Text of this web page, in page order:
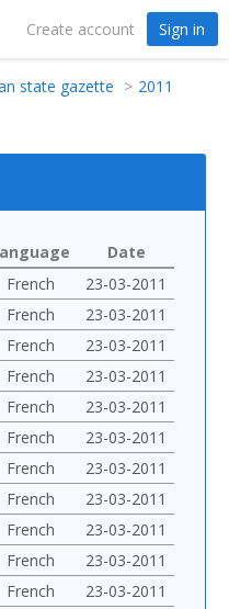
Create account Sign in
state gazette
2011
Date
French
23-03-2011
French
23-03-2011
French
23-03-2011
French
23-03-2011
French
23-03-2011
French
23-03-2011
French
23-03-2011
French
23-03-2011
French
23-03-2011
French
23-03-2011
French
23-03-2011